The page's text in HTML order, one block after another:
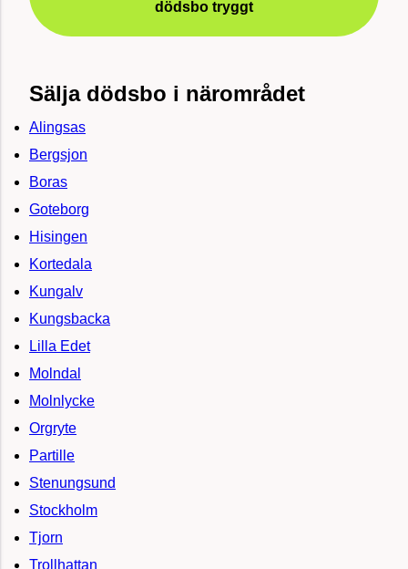
dödsbo tryggt
Sälja dödsbo i närområdet
Alingsas
Bergsjon
Boras
Goteborg
Hisingen
Kortedala
Kungalv
Kungsbacka
Lilla Edet
Molndal
Molnlycke
Orgryte
Partille
Stenungsund
Stockholm
Tjorn
Trollhattan